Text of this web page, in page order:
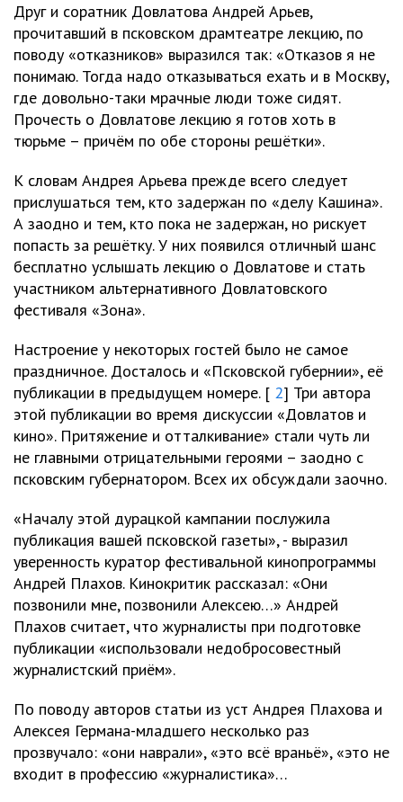
Друг и соратник Довлатова Андрей Арьев,
прочитавший в псковском драмтеатре лекцию, по
поводу «отказников» выразился так: «Отказов я не
понимаю. Тогда надо отказываться ехать и в Москву,
где довольно-таки мрачные люди тоже сидят.
Прочесть о Довлатове лекцию я готов хоть в
тюрьме – причём по обе стороны решётки».
К словам Андрея Арьева прежде всего следует
прислушаться тем, кто задержан по «делу Кашина».
А заодно и тем, кто пока не задержан, но рискует
попасть за решётку. У них появился отличный шанс
бесплатно услышать лекцию о Довлатове и стать
участником альтернативного Довлатовского
фестиваля «Зона».
Настроение у некоторых гостей было не самое
праздничное. Досталось и «Псковской губернии», её
публикации в предыдущем номере. [ 2] Три автора
этой публикации во время дискуссии «Довлатов и
кино». Притяжение и отталкивание» стали чуть ли
не главными отрицательными героями – заодно с
псковским губернатором. Всех их обсуждали заочно.
«Началу этой дурацкой кампании послужила
публикация вашей псковской газеты», - выразил
уверенность куратор фестивальной кинопрограммы
Андрей Плахов. Кинокритик рассказал: «Они
позвонили мне, позвонили Алексею…» Андрей
Плахов считает, что журналисты при подготовке
публикации «использовали недобросовестный
журналистский приём».
По поводу авторов статьи из уст Андрея Плахова и
Алексея Германа-младшего несколько раз
прозвучало: «они наврали», «это всё враньё», «это не
входит в профессию «журналистика»…